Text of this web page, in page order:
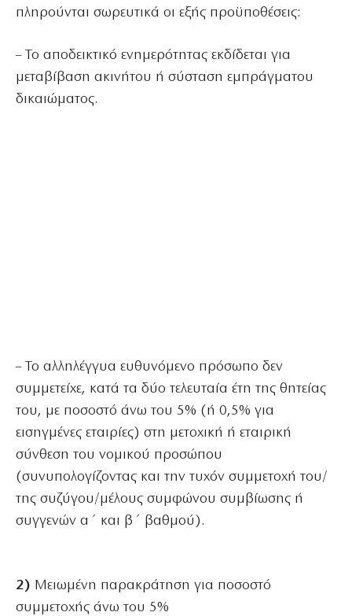
πληρούνται σωρευτικά οι εξής προϋποθέσεις:
– Το αποδεικτικό ενημερότητας εκδίδεται για
μεταβίβαση ακινήτου ή σύσταση εμπράγματου
δικαιώματος.
– Το αλληλέγγυα ευθυνόμενο πρόσωπο δεν
συμμετείχε, κατά τα δύο τελευταία έτη της θητείας
του, με ποσοστό άνω του 5% (ή 0,5% για
εισηγμένες εταιρίες) στη μετοχική ή εταιρική
σύνθεση του νομικού προσώπου
(συνυπολογίζοντας και την τυχόν συμμετοχή του/
της συζύγου/μέλους συμφώνου συμβίωσης ή
συγγενών α΄ και β΄ βαθμού).
2) Μειωμένη παρακράτηση για ποσοστό
συμμετοχής άνω του 5%